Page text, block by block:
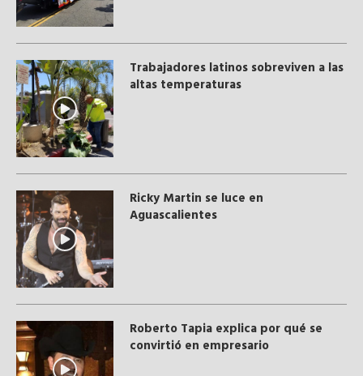
Trabajadores latinos sobreviven a las
altas temperaturas
Ricky Martin se luce en
Aguascalientes
Roberto Tapia explica por qué se
convirtió en empresario